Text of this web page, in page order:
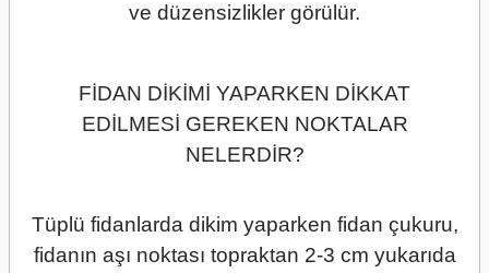
ve düzensizlikler görülür.
FİDAN DİKİMİ YAPARKEN DİKKAT
EDİLMESİ GEREKEN NOKTALAR
NELERDİR?
Tüplü fidanlarda dikim yaparken fidan çukuru,
fidanın aşı noktası topraktan 2-3 cm yukarıda